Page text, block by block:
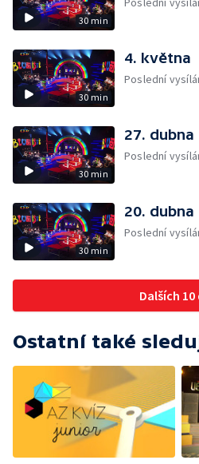
30 min
30 min
4. května
Poslední
30 min
27. dubna
Poslední
30 min
20. dubna
Poslední
Dalších 10
Ostatní také